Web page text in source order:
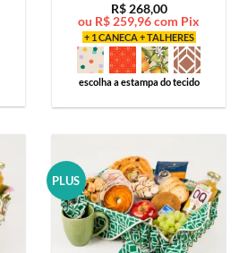
Avaliação5
de 5
R$268,00
ou R$259,96com Pix
+ 1 CANECA + TALHERES
escolha a estampa do tecido
PLUS